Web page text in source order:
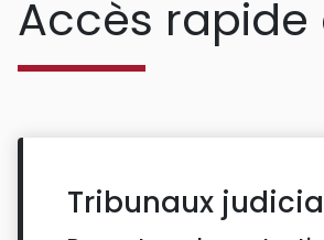
Accès rapide
Tribunaux